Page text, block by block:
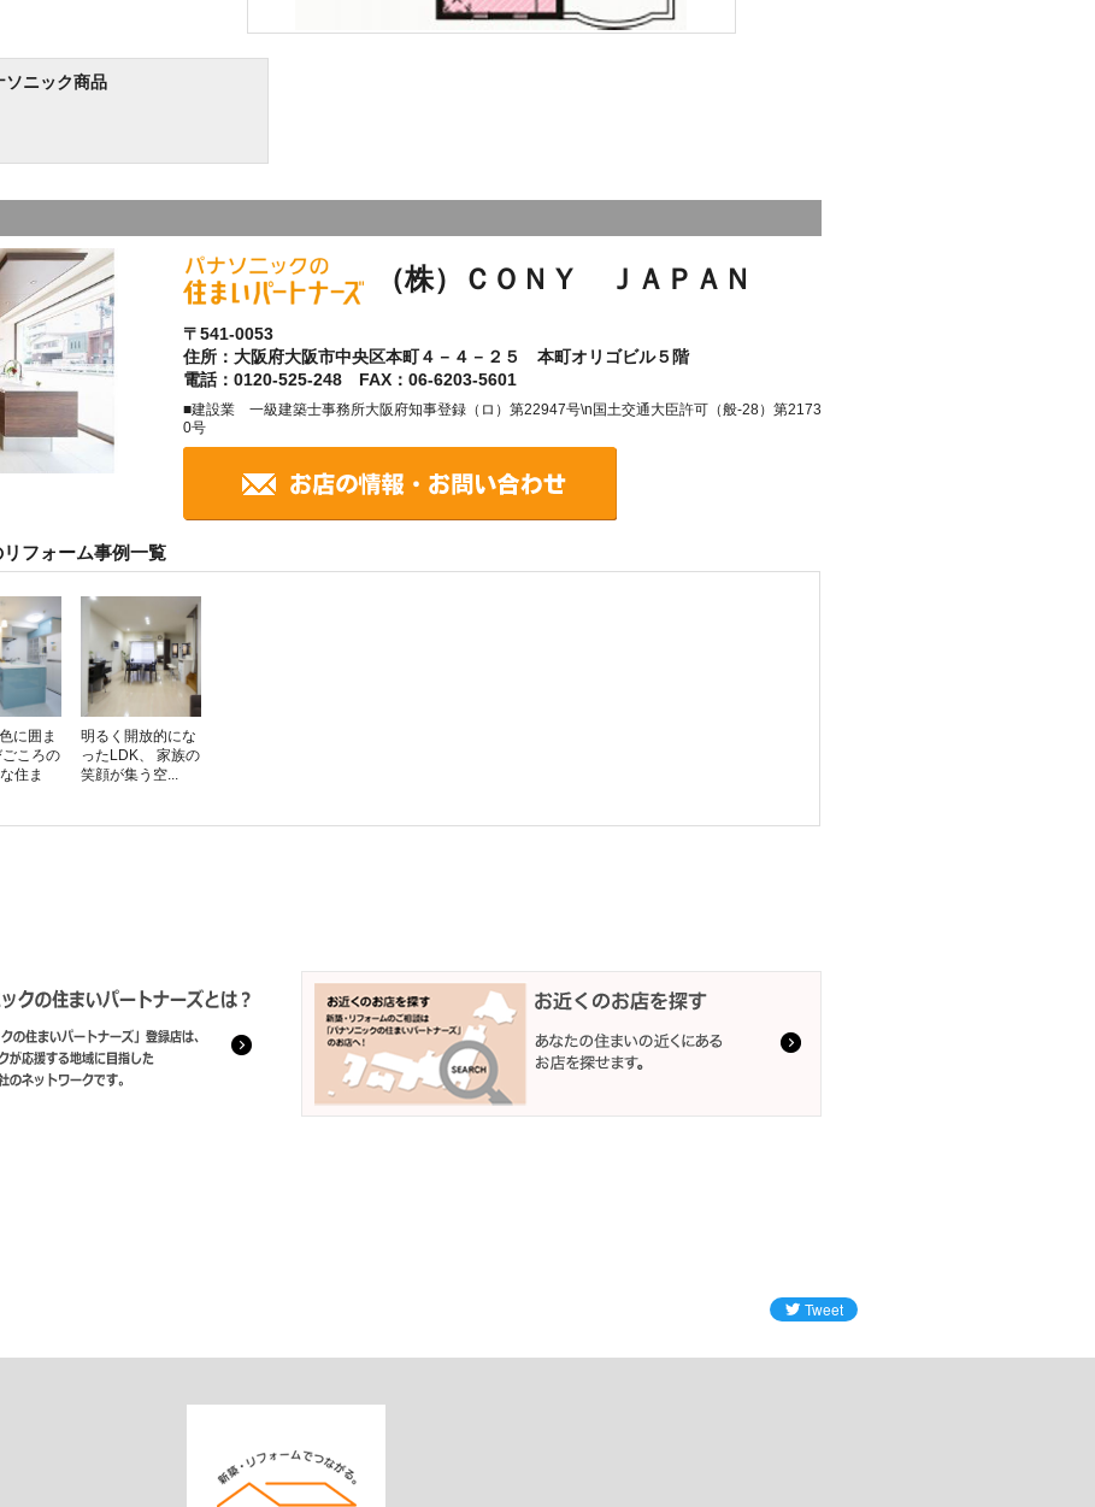
ソニック商品
（株）ＣＯＮＹ ＪＡＰＡＮ
〒541-0053
住所：大阪府大阪市中央区本町４－４－２５ 本町オリゴビル５階
電話：0120-525-248 FAX：06-6203-5601
■建設業 一級建築士事務所大阪府知事登録（ロ）第22947号\n国土交通大臣許可（般-28）第2173
0号
フォーム事例一覧
に囲ま
ころの
住ま
明るく開放的にな
ったLDK、 家族の
笑顔が集う空...